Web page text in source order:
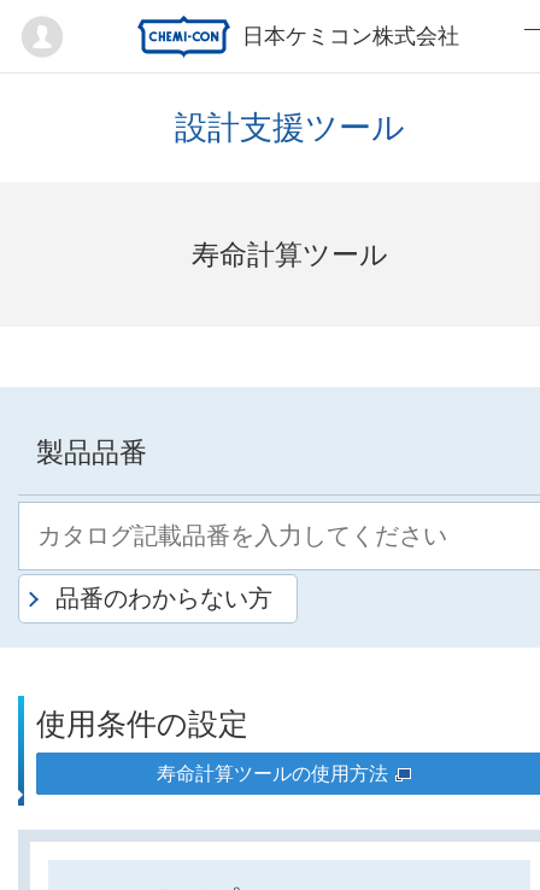
日本ケミコン株式会社
Mypage
設計支援ツール
寿命計算ツール
製品品番
品番のわからない方
使用条件の設定
寿命計算ツールの使用方法